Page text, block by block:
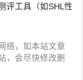
评工具（如SHL性
络，如本站文章
，会尽快修改删